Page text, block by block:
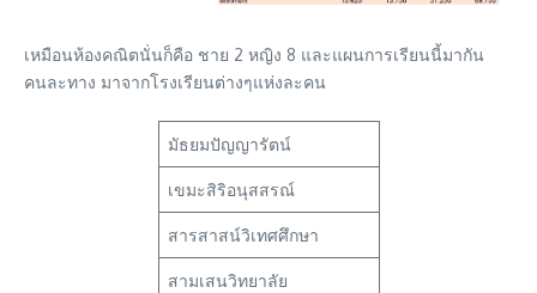
เหมือนห้องคณิตนั่นก็คือ ชาย 2 หญิง 8 และแผนการเรียนนี้มากัน
คนละทาง มาจากโรงเรียนต่างๆแห่งละคน
มัธยมปัญญารัตน์
เขมะสิริอนุสสรณ์
สารสาสน์วิเทศศึกษา
สามเสนวิทยาลัย